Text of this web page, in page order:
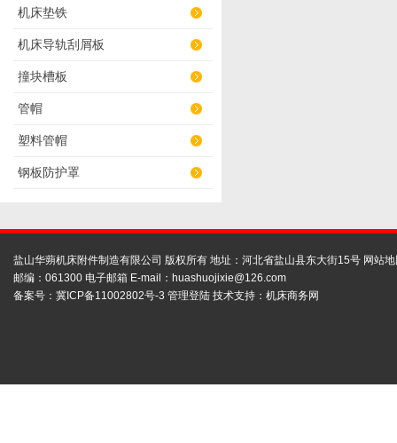
机床垫铁
机床导轨刮屑板
撞块槽板
管帽
塑料管帽
钢板防护罩
盐山华蒴机床附件制造有限公司 版权所有 地址：河北省盐山县东大街15号 网站
邮编：061300 电子邮箱 E-mail： huashuojixie@126.com
备案号： 冀ICP备11002802号-3 管理登陆 技术支持： 机床商务网